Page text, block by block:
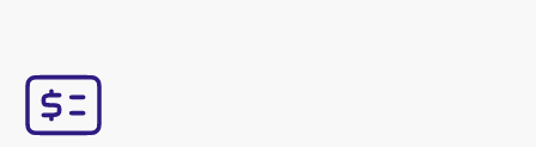
Absolument gratuit
La conversion est absolument gratuite, vous pouvez donc